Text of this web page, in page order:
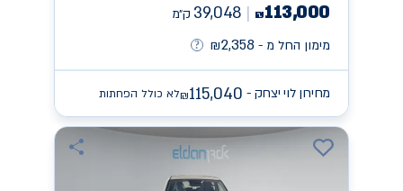
₪113,000
39,048 ק״מ
מימון החל מ -
₪2,358
מחירון לוי יצחק - ₪115,040 לא כולל הפחתות